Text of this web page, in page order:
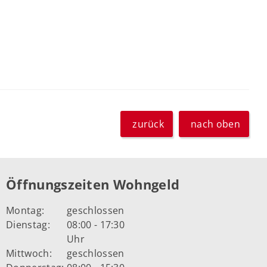
zurück nach oben
Öffnungszeiten Wohngeld
Montag:
geschlossen
Dienstag:
08:00 - 17:30
Uhr
Mittwoch:
geschlossen